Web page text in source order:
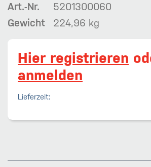
Art.-Nr.
5201300060
Gewicht
224,96 kg
Hier registrieren
anmelden
Lieferzeit: